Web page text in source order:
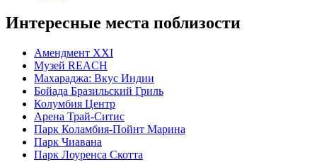
Интересные места поблизости
Амендмент XXI
Музей REACH
Махараджа: Вкус Индии
Бойада Бразильский Гриль
Колумбия Центр
Арена Трай-Ситис
Парк Коламбия-Пойнт Марина
Парк Чиавана
Парк Лоуренса Скотта